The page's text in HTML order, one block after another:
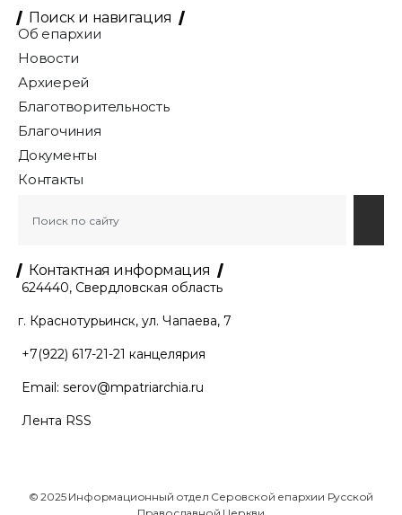
Поиск и навигация
Об епархии
Новости
Архиерей
Благотворительность
Благочиния
Документы
Контакты
Контактная информация
624440, Свердловская область
г. Краснотурьинск, ул. Чапаева, 7
+7(922) 617-21-21 канцелярия
Email: serov@mpatriarchia.ru
Лента RSS
© 2025 Информационный отдел Серовской епархии Русской